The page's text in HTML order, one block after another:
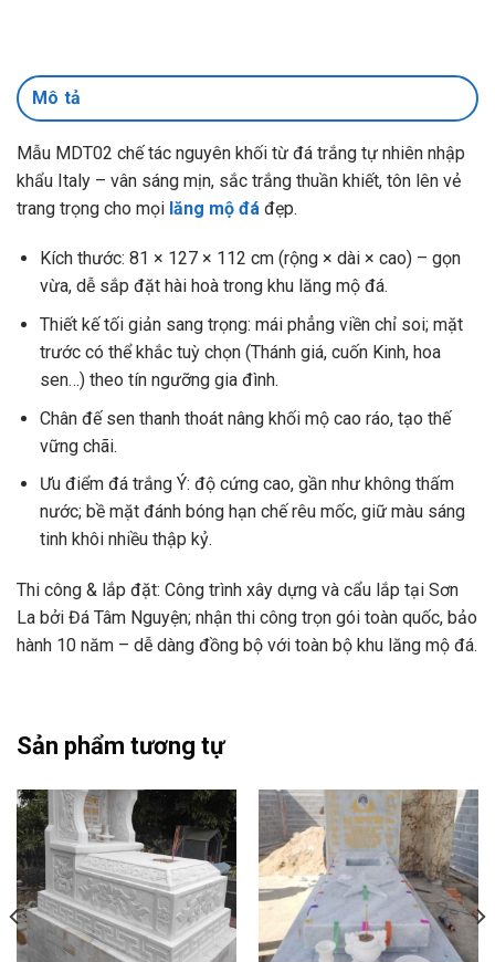
Mô tả
Mẫu MDT02 chế tác nguyên khối từ đá trắng tự nhiên nhập
khẩu Italy – vân sáng mịn, sắc trắng thuần khiết, tôn lên vẻ
trang trọng cho mọi lăng mộ đá đẹp.
Kích thước: 81 × 127 × 112 cm (rộng × dài × cao) – gọn
vừa, dễ sắp đặt hài hoà trong khu lăng mộ đá.
Thiết kế tối giản sang trọng: mái phẳng viền chỉ soi; mặt
trước có thể khắc tuỳ chọn (Thánh giá, cuốn Kinh, hoa
sen…) theo tín ngưỡng gia đình.
Chân đế sen thanh thoát nâng khối mộ cao ráo, tạo thế
vững chãi.
Ưu điểm đá trắng Ý: độ cứng cao, gần như không thấm
nước; bề mặt đánh bóng hạn chế rêu mốc, giữ màu sáng
tinh khôi nhiều thập kỷ.
Thi công & lắp đặt: Công trình xây dựng và cẩu lắp tại Sơn
La bởi Đá Tâm Nguyện; nhận thi công trọn gói toàn quốc, bảo
hành 10 năm – dễ dàng đồng bộ với toàn bộ khu lăng mộ đá.
Sản phẩm tương tự